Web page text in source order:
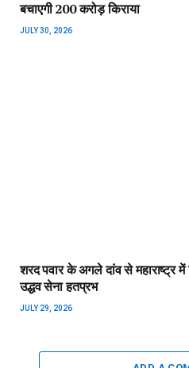
बचाएगी 200 करोड़ किराया
JULY 30, 2026
शरद पवार के अगले दांव से महाराष्ट्र में
उद्धव सेना हतप्रभ
JULY 29, 2026